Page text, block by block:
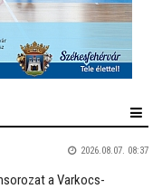
2026.08.07. 08:37
a Varkocs-